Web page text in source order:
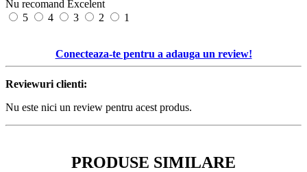
Nu recomand Excelent
5
4 3 2 1
Conecteaza-te pentru a adauga un review!
Reviewuri clienti:
Nu este nici un review pentru acest produs.
PRODUSE SIMILARE